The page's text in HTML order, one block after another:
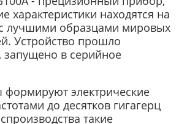
характеристики находятся на
лучшими образцами мировых
Устройство прошло
запущено в серийное
электрические
до десятков гигагерц
такие